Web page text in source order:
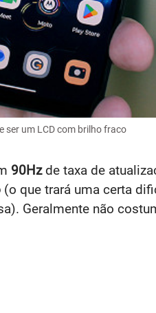
ser um LCD com brilho fraco
90Hzde taxa de
(o que trará uma certa
Geralmente não